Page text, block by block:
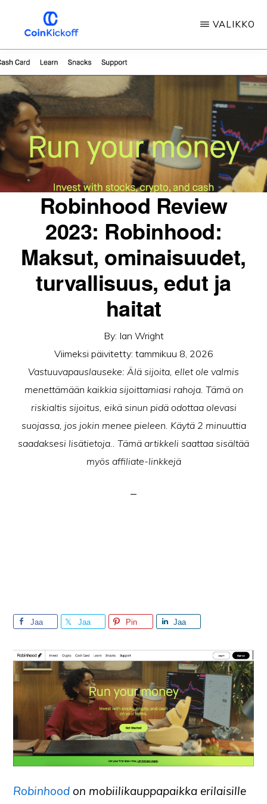
pääsisältöön
COIN
ALOITUSPOTKU
VALIKKO
Robinhood Review
2023: Robinhood:
Maksut, ominaisuudet,
turvallisuus, edut ja
haitat
By: Ian Wright
Viimeksi päivitetty: tammikuu 8, 2026
Vastuuvapauslauseke: Älä sijoita, ellet ole valmis
menettämään kaikkia sijoittamiasi rahoja. Tämä on
riskialtis sijoitus, eikä sinun pidä odottaa olevasi
suojassa, jos jokin menee pieleen. Käytä 2 minuuttia
saadaksesi lisätietoja.. Tämä artikkeli saattaa sisältää
myös affiliate-linkkejä
Jaa Jaa Pin Jaa
Robinhood on mobiilikauppapaikka erilaisille